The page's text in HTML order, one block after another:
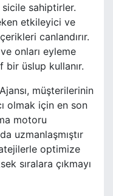
sicile sahiptirler.
etkileyici ve
canlandırır.
onları eyleme
üslup kullanır.
müşterilerinin
olmak için en son
motoru
uzmanlaşmıştır
optimize
sıralara çıkmayı